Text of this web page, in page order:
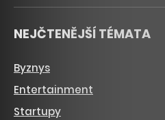
NEJČTENĚJŠÍ TÉMATA
Byznys
Entertainment
Startupy